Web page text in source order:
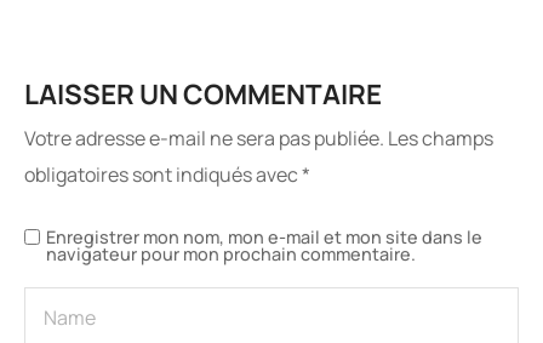
LAISSER UN COMMENTAIRE
Votre adresse e-mail ne sera pas publiée. Les champs
obligatoires sont indiqués avec*
Enregistrer mon nom, mon e-mail et mon site dans le
navigateur pour mon prochain commentaire.